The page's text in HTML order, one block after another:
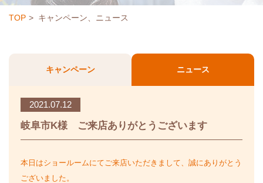
TOP キャンペーン、ニュース
キャンペーン ニュース
2021.07.12
岐阜市K様 ご来店ありがとうございます
本日はショールームにてご来店いただきまして、誠にありがとう
ございました。